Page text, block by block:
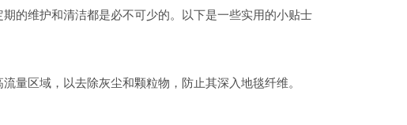
的维护和清洁都是必不可少的。以下是一些实用的小贴士
量区域，以去除灰尘和颗粒物，防止其深入地毯纤维。